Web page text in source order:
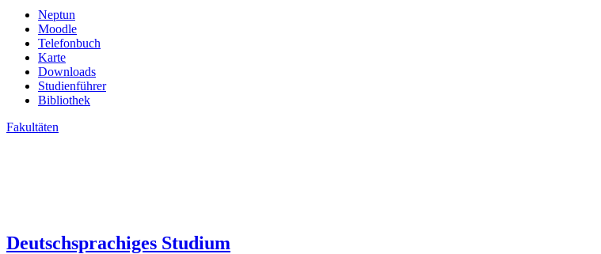
Neptun
Moodle
Telefonbuch
Karte
Downloads
Studienführer
Bibliothek
Fakultäten
Deutschsprachiges Studium